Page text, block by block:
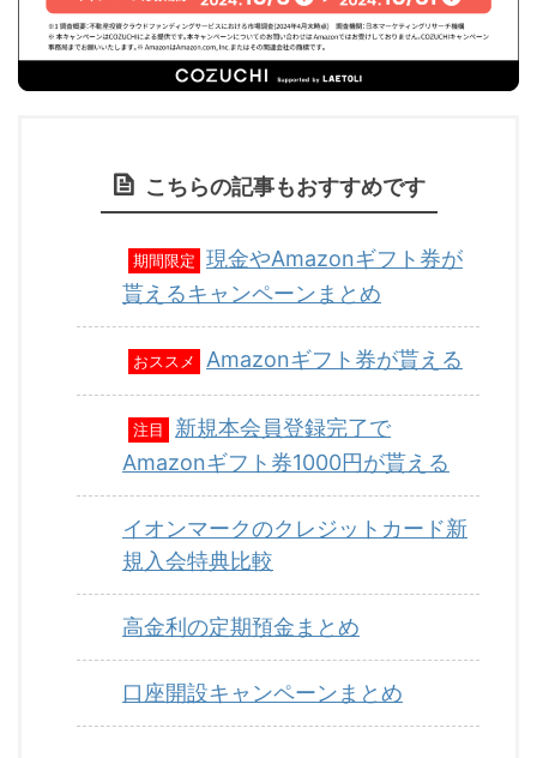
こちらの記事もおすすめです
期間限定
現金やAmazonギフト券が
貰えるキャンペーンまとめ
おススメ Amazonギフト券が貰える
注目
新規本会員登録完了で
Amazonギフト券1000円が貰える
イオンマークのクレジットカード新
規入会特典比較
高金利の定期預金まとめ
口座開設キャンペーンまとめ